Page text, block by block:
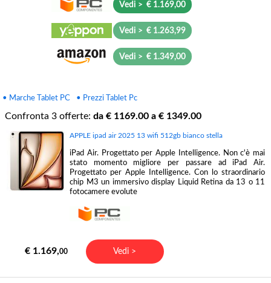
Vedi > € 1.169,00
Vedi > € 1.263,99
Vedi > € 1.349,00
• Marche Tablet PC • Prezzi Tablet Pc
Confronta 3 offerte: da € 1169.00 a € 1349.00
APPLE ipad air 2025 13 wifi 512gb bianco stella
iPad Air. Progettato per Apple Intelligence. Non c'è mai
stato momento migliore per passare ad iPad Air.
Progettato per Apple Intelligence. Con lo straordinario
chip M3 un immersivo display Liquid Retina da 13 o 11
fotocamere evolute
€ 1.169,00 Vedi >